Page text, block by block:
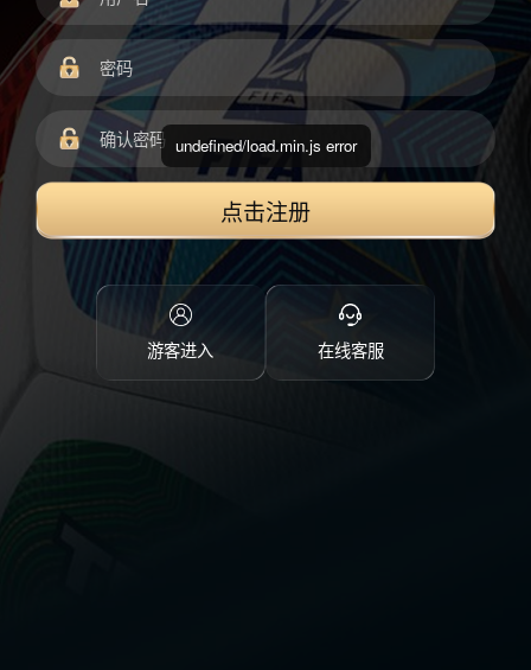
点击注册
游客进入 在线客服
undefined/load.min.js error